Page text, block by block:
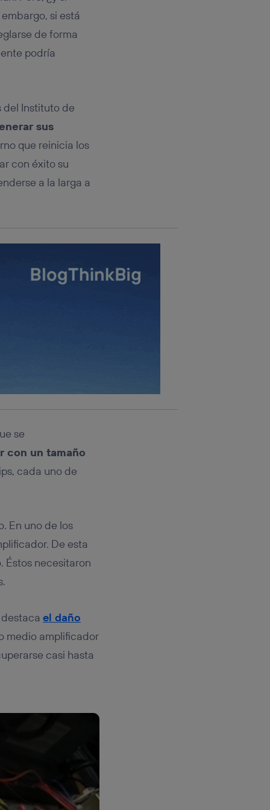
si está
de forma
podría
del Instituto de
sus
que reinicia los
con éxito su
a la larga a
se
con un tamaño
cada uno de
En uno de los
De esta
Éstos necesitaron
el daño
medio amplificador
casi hasta
se
que
la parte